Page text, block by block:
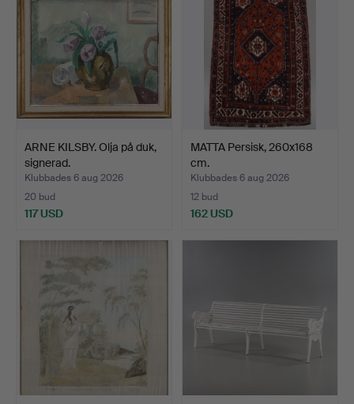
ARNE KILSBY. Olja på duk,
signerad.
Klubbades 6 aug 2026
20 bud
117 USD
MATTA Persisk, 260x168
cm.
Klubbades 6 aug 2026
12 bud
162 USD